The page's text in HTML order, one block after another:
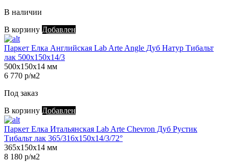
В наличии
В корзину Добавлен
Паркет Елка Английская Lab Arte Angle Дуб Натур Тибальт
лак 500х150х14/3
500х150х14 мм
6 770 р/м2
Под заказ
В корзину Добавлен
Паркет Елка Итальянская Lab Arte Chevron Дуб Рустик
Тибальт лак 365/316х150х14/3/72°
365х150х14 мм
8 180 р/м2